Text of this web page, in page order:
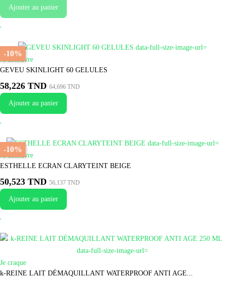
Ajouter au panier
-10%
Je découvre
GEVEU SKINLIGHT 60 GELULES
58,226 TND 64,696 TND
Ajouter au panier
-10%
Je découvre
ESTHELLE ECRAN CLARYTEINT BEIGE
50,523 TND 56,137 TND
Ajouter au panier
Je craque
k-REINE LAIT DÉMAQUILLANT WATERPROOF ANTI AGE...